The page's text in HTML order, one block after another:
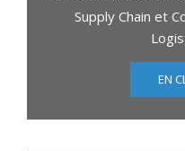
Supply Chain et
EN